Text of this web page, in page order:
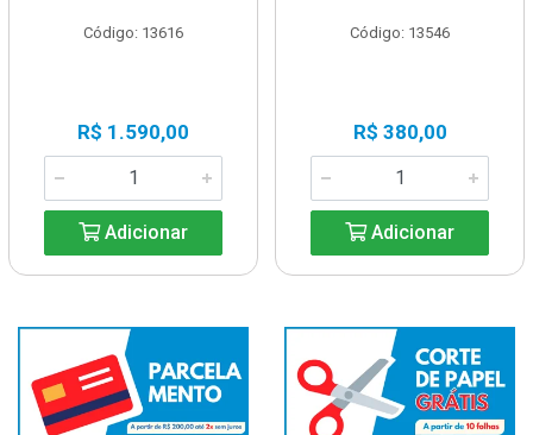
Código: 13616
R$ 1.590,00
Adicionar
Código: 13546
R$ 380,00
Adicionar